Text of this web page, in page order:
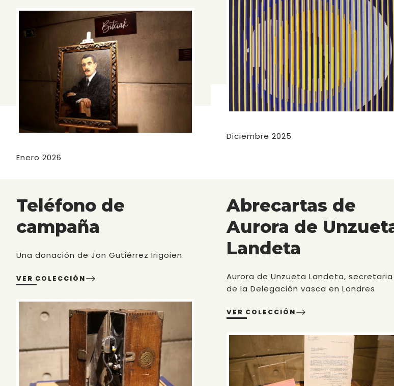
Enero 2026
Diciembre 2025
Teléfono de
campaña
Una donación de Jon Gutiérrez Irigoien
VER COLECCIÓN
Abrecartas de
Aurora de
Landeta
Aurora de Unzueta Landeta, secretaria
de la Delegación vasca en Londres
VER COLECCIÓN